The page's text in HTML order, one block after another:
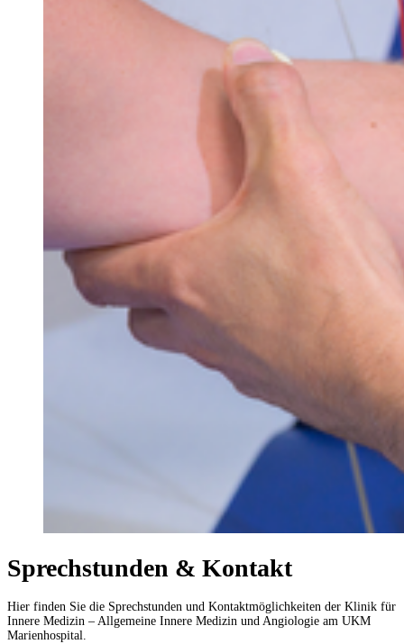
Sprechstunden & Kontakt
Hier finden Sie die Sprechstunden und Kontaktmöglichkeiten der Klinik für
Innere Medizin – Allgemeine Innere Medizin und Angiologie am UKM
Marienhospital.